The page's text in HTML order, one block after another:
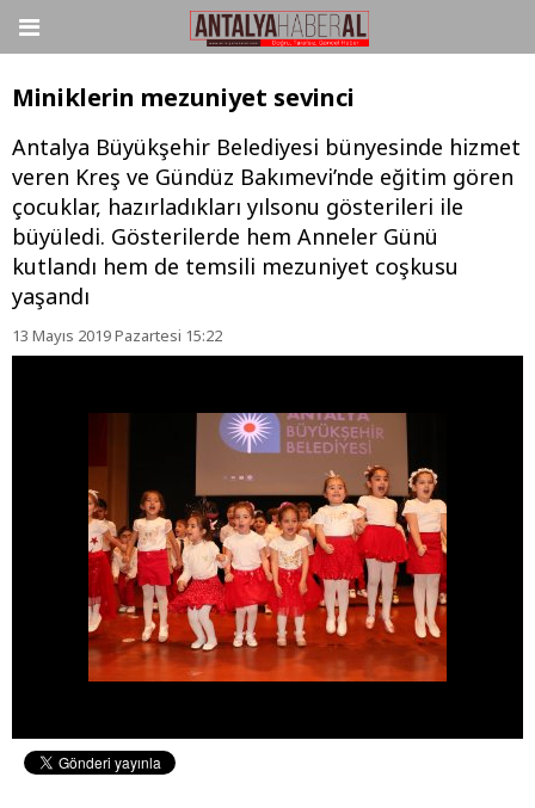
Miniklerin mezuniyet sevinci
Antalya Büyükşehir Belediyesi bünyesinde hizmet
veren Kreş ve Gündüz Bakımevi’nde eğitim gören
çocuklar, hazırladıkları yılsonu gösterileri ile
büyüledi. Gösterilerde hem Anneler Günü
kutlandı hem de temsili mezuniyet coşkusu
yaşandı
13 Mayıs 2019 Pazartesi 15:22